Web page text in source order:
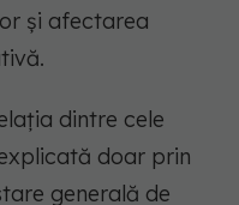
și afectarea
dintre cele
doar prin
generală de